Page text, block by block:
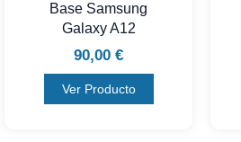
Base Samsung
Galaxy A12
90,00 €
Ver Producto